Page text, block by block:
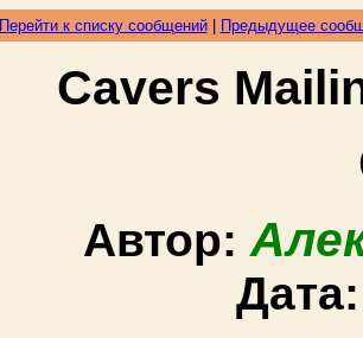
Перейти к списку сообщений| Предыдущее
Cavers
Автор: